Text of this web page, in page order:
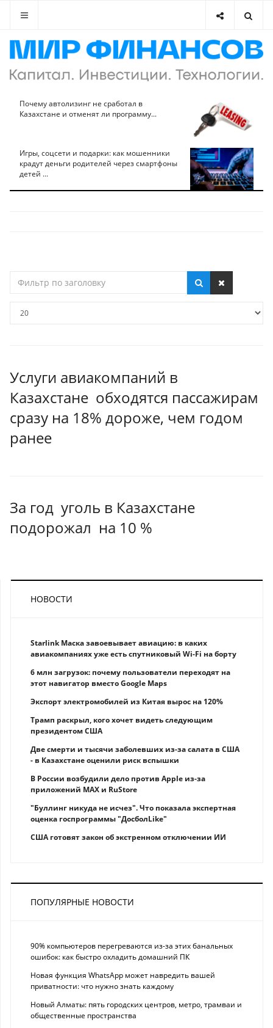
Почему автолизинг не сработал в
Казахстане и отменят ли программу...
Игры, соцсети и подарки: как мошенники
крадут деньги родителей через смартфоны
детей ...
по
Услуги авиакомпаний в
Казахстане обходятся пассажирам
сразу на 18% дороже, чем годом
ранее
За год уголь в Казахстане
подорожал на 10 %
НОВОСТИ
Starlink Маска завоевывает авиацию: в каких
авиакомпаниях уже есть спутниковый Wi-Fi на борту
6 млн загрузок: почему пользователи переходят на
этот навигатор вместо Google Maps
Экспорт электромобилей из Китая вырос на 120%
Трамп раскрыл, кого хочет видеть следующим
президентом США
Две смерти и тысячи заболевших из-за салата в США
- в Казахстане оценили риск вспышки
В России возбудили дело против Apple из-за
приложений MAX и RuStore
"Буллинг никуда не исчез". Что показала экспертная
оценка госпрограммы "ДосболLike"
США готовят закон об экстренном отключении ИИ
ПОПУЛЯРНЫЕ НОВОСТИ
90% компьютеров перегреваются из-за этих банальных
ошибок: как быстро охладить домашний ПК
Новая функция WhatsApp может навредить вашей
приватности: что нужно знать каждому
Новый Алматы: пять городских центров, метро, трамваи и
общественные пространства